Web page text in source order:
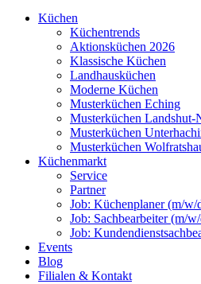
Küchen
Küchentrends
Aktionsküchen 2026
Klassische Küchen
Landhausküchen
Moderne Küchen
Musterküchen Eching
Musterküchen Landshut-
Musterküchen
Musterküchen
Küchenmarkt
Service
Partner
Job: Küchenplaner (m/w/
Job: Sachbearbeiter (m/
Job:
Events
Blog
Filialen & Kontakt